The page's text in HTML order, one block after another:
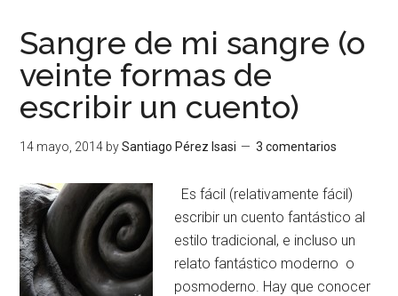
Sangre de mi sangre (o
veinte formas de
escribir un cuento)
14 mayo, 2014 bySantiago Pérez Isasi 3 comentarios
Es fácil (relativamente fácil)
escribir un cuento fantástico al
estilo tradicional, e incluso un
relato fantástico moderno o
posmoderno. Hay que conocer